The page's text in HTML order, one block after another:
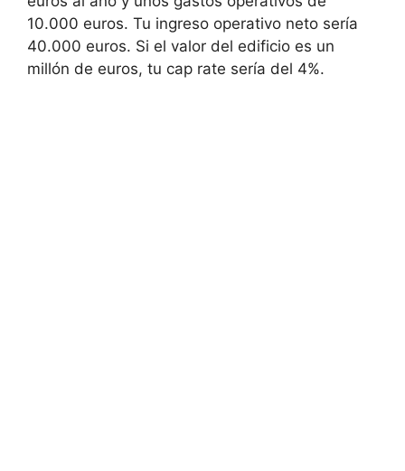
10.000 euros. Tu ingreso operativo neto sería
40.000 euros. Si el valor del edificio es un
millón de euros, tu cap rate sería del 4%.